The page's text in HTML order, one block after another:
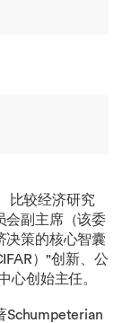
比较经济研究
会副主席（该委
决策的核心智囊
）"创新、公
心创始主任。
Schumpeterian